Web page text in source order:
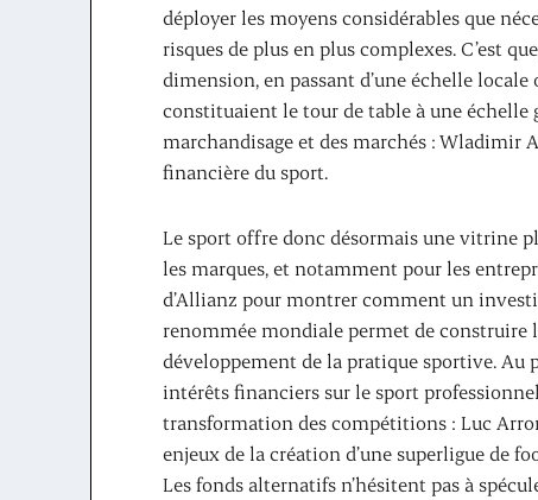
déployer les moyens considérables que
risques de plus en plus complexes. C’est
dimension, en passant d’une échelle
constituaient le tour de table à une échelle
marchandisage et des marchés : Wladimir
financière du sport.
Le sport offre donc désormais une vitrine
les marques, et notamment pour les
d’Allianz pour montrer comment un
renommée mondiale permet de construire
développement de la pratique sportive. Au
intérêts financiers sur le sport
transformation des compétitions : Luc
enjeux de la création d’une superligue de
Les fonds alternatifs n’hésitent pas à